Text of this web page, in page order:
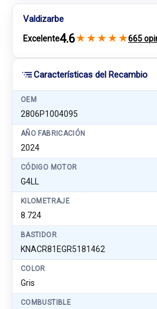
Características del Recambio
OEM
2806P1004095
AÑO FABRICACIÓN
2024
CÓDIGO MOTOR
G4LL
KILOMETRAJE
8.724
BASTIDOR
KNACR81EGR5181462
COLOR
Gris
COMBUSTIBLE
Valdizarbe
Excelente4.6★ ★ ★ ★ ★665